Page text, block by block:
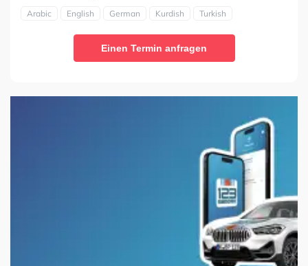
Arabic English German Kurdish Turkish
Einen Termin anfragen